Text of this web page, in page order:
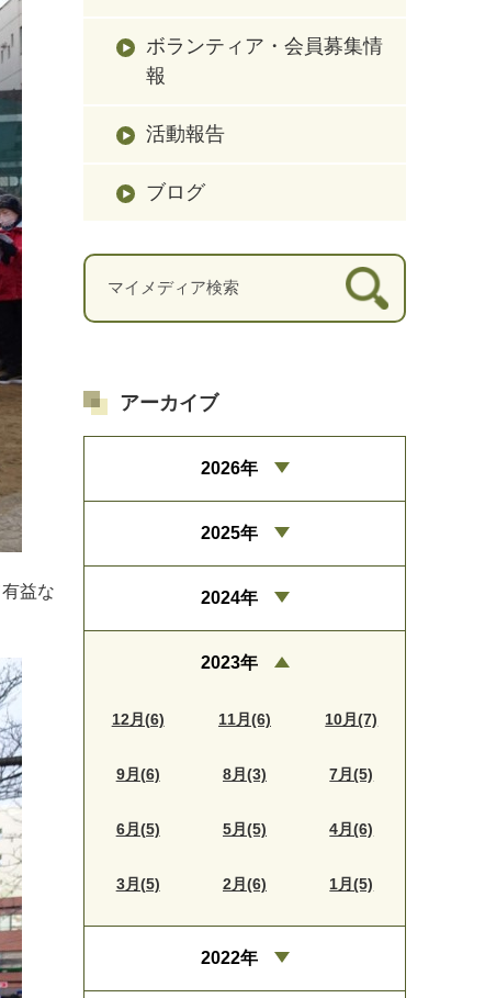
益な
ボランティア・会員募集情
報
活動報告
ブログ
アーカイブ
2026年
2025年
2024年
2023年
12月(6) 11月(6) 10月(7)
9月(6) 8月(3) 7月(5)
6月(5) 5月(5) 4月(6)
3月(5) 2月(6) 1月(5)
2022年